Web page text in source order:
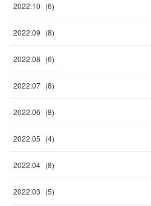
2022.10 (6)
2022.09 (8)
2022.08 (6)
2022.07 (8)
2022.06 (8)
2022.05 (4)
2022.04 (8)
2022.03 (5)